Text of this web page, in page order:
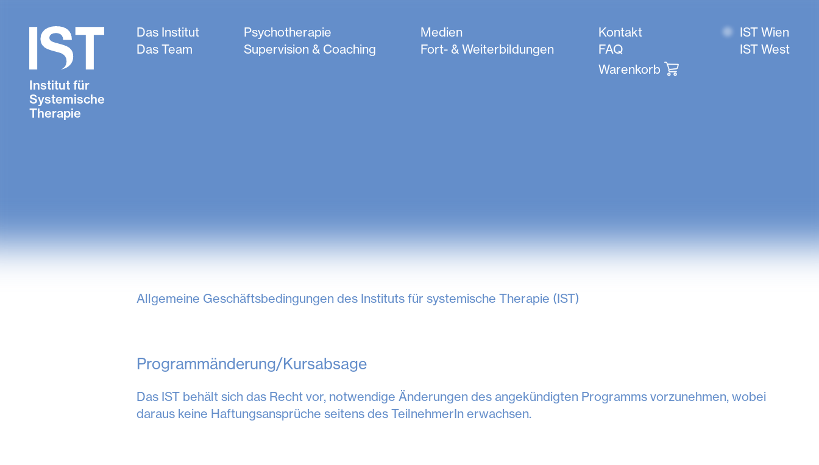
Institut für
Systemische
Therapie
IST Wien
IST West
Das Institut
Das Team
Psychotherapie
Supervision & Coaching
Medien
Fort- & Weiterbildungen
Kontakt
FAQ
Warenkorb
AGBs
Allgemeine Geschäftsbedingungen des Instituts für systemische Therapie (IST)
Programmänderung/Kursabsage
Das IST behält sich das Recht vor, notwendige Änderungen des angekündigten Programms vorzunehmen, wobei
daraus keine Haftungsansprüche seitens des TeilnehmerIn erwachsen.